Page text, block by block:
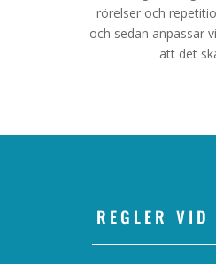
rörelser och
och sedan anpassar
att det
REGLER VID